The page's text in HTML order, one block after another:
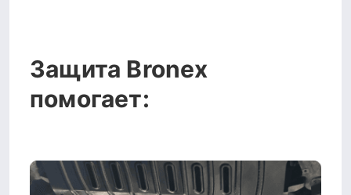
Защита Bronex
помогает: